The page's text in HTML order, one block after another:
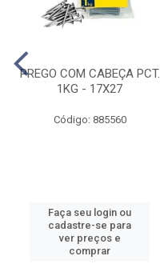
PREGO COM CABEÇA PCT.
1KG - 17X27
Código: 885560
Faça seu login ou
cadastre-se para
ver preços e
comprar